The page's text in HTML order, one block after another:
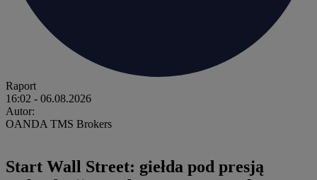
Raport
16:02 - 06.08.2026
Autor:
OANDA TMS Brokers
Start Wall Street: giełda pod presją